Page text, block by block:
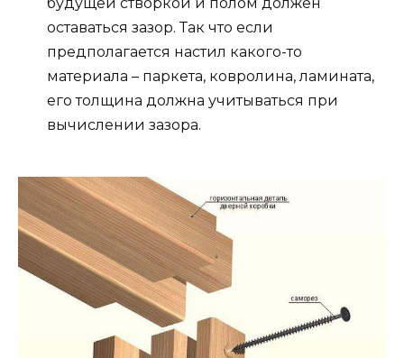
будущей створкой и полом должен
оставаться зазор. Так что если
предполагается настил какого-то
материала – паркета, ковролина, ламината,
его толщина должна учитываться при
вычислении зазора.